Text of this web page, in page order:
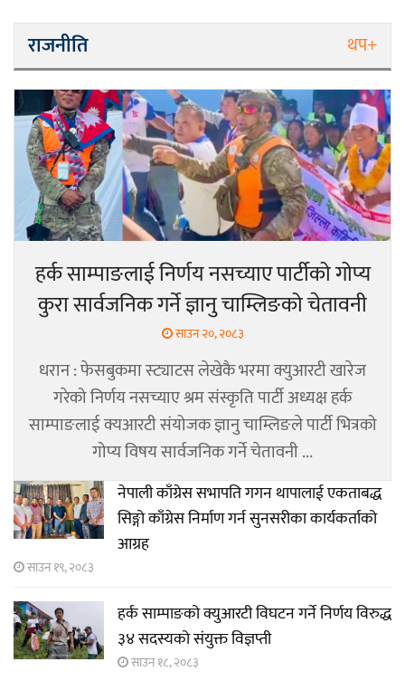
राजनीति थप+
हर्क साम्पाङलाई निर्णय नसच्याए पार्टीको गोप्य
कुरा सार्वजनिक गर्ने ज्ञानु चाम्लिङको चेतावनी
साउन २०, २०८३
धरान : फेसबुकमा स्ट्याटस लेखेकै भरमा क्युआरटी खारेज
गरेको निर्णय नसच्याए श्रम संस्कृति पार्टी अध्यक्ष हर्क
साम्पाङलाई क्यआरटी संयोजक ज्ञानु चाम्लिङले पार्टी भित्रको
गोप्य विषय सार्वजनिक गर्ने चेतावनी ...
नेपाली काँग्रेस सभापति गगन थापालाई एकताबद्ध
सिङ्गो काँग्रेस निर्माण गर्न सुनसरीका कार्यकर्ताको
आग्रह
साउन १९, २०८३
हर्क साम्पाङको क्युआरटी विघटन गर्ने निर्णय विरुद्ध
३४ सदस्यको संयुक्त विज्ञप्ती
साउन १८, २०८३